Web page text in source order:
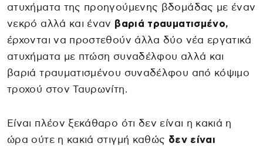
ατυχήματα της προηγούμενης βδομάδας με έναν
νεκρό αλλά και έναν βαριά τραυματισμένο,
έρχονται να προστεθούν άλλα δύο νέα εργατικά
ατυχήματα με πτώση συναδέλφου αλλά και
βαριά τραυματισμένου συναδέλφου από κόψιμο
τροχού στον Ταυρωνίτη.
Είναι πλέον ξεκάθαρο ότι δεν είναι η κακιά η
ώρα ούτε η κακιά στιγμή καθώς δεν είναι